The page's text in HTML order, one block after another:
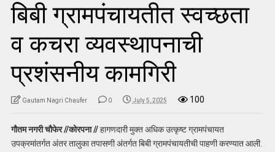
बिबी ग्रामपंचायतीत स्वच्छता
व कचरा व्यवस्थापनाची
प्रशंसनीय कामगिरी
Gautam Nagri Chaufer 0 July 5, 2025 100
गौतम नगरी चौफेर //कोरपना //हागणदारी मुक्त अधिक उत्कृष्ट ग्रामपंचायत
उपक्रमांतर्गत अंतर तालुका तपासणी अंतर्गत बिबी ग्रामपंचायतीची पाहणी करण्यात आली.